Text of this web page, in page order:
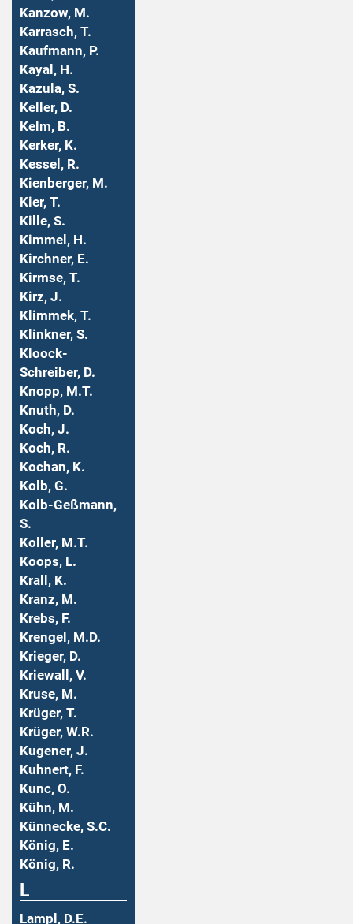
Kanzow, M.
Karrasch, T.
Kaufmann, P.
Kayal, H.
Kazula, S.
Keller, D.
Kelm, B.
Kerker, K.
Kessel, R.
Kienberger, M.
Kier, T.
Kille, S.
Kimmel, H.
Kirchner, E.
Kirmse, T.
Kirz, J.
Klimmek, T.
Klinkner, S.
Kloock-
Schreiber, D.
Knopp, M.T.
Knuth, D.
Koch, J.
Koch, R.
Kochan, K.
Kolb, G.
Kolb-Geßmann,
S.
Koller, M.T.
Koops, L.
Krall, K.
Kranz, M.
Krebs, F.
Krengel, M.D.
Krieger, D.
Kriewall, V.
Kruse, M.
Krüger, T.
Krüger, W.R.
Kugener, J.
Kuhnert, F.
Kunc, O.
Kühn, M.
Künnecke, S.C.
König, E.
König, R.
L
Lampl, D.E.